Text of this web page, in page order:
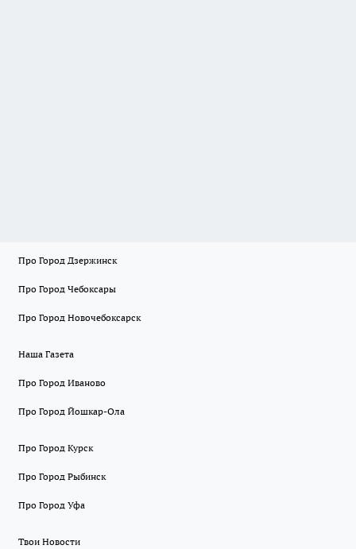
Про Город Дзержинск
Про Город Чебоксары
Про Город Новочебоксарск
Наша Газета
Про Город Иваново
Про Город Йошкар-Ола
Про Город Курск
Про Город Рыбинск
Про Город Уфа
Твои Новости